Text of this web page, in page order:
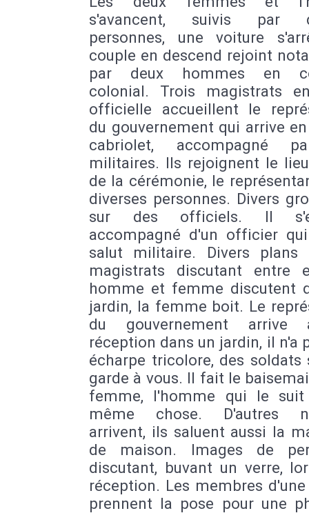
s'avancent, suivis par
personnes, une voiture
couple en descend rejoint
par deux hommes en
colonial. Trois magistrats
officielle accueillent le
du gouvernement qui arrive
cabriolet, accompagné
militaires. Ils rejoignent le
de la cérémonie, le
diverses personnes. Divers
sur des officiels. Il
accompagné d'un officier
salut militaire. Divers plans
magistrats discutant entre
homme et femme discutent
jardin, la femme boit. Le
du gouvernement arrive
réception dans un jardin, il n'a
écharpe tricolore, des soldats
garde à vous. Il fait le
femme, l'homme qui le
même chose. D'autres
arrivent, ils saluent aussi la
de maison. Images de
discutant, buvant un verre,
réception. Les membres
prennent la pose pour une